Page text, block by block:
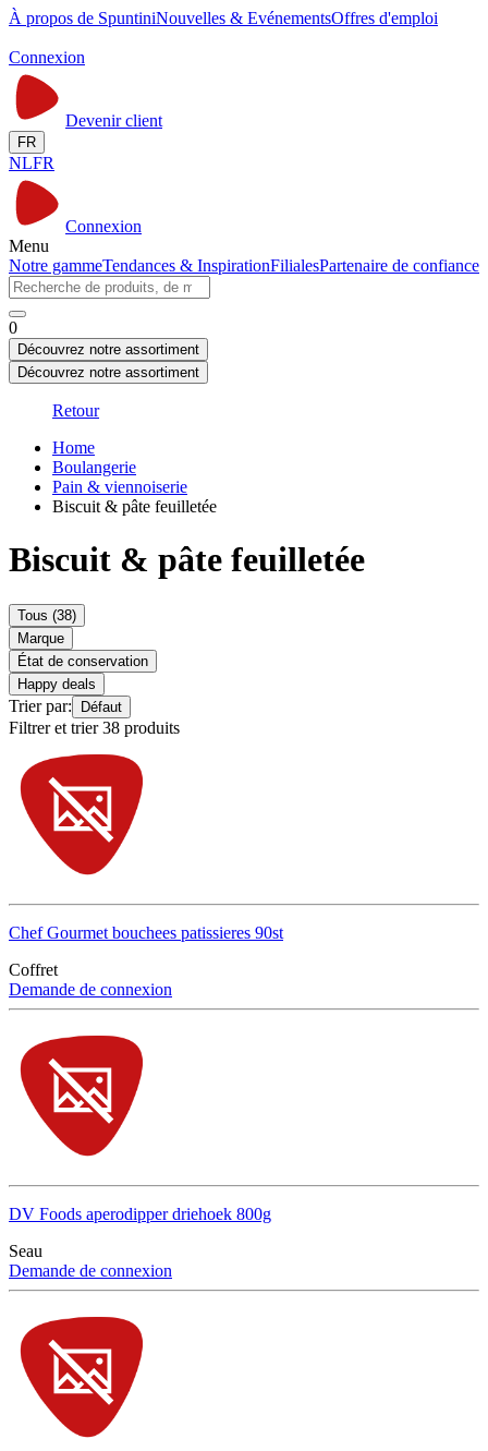
À propos de SpuntiniNouvelles & EvénementsOffres d'emploi
Connexion
Devenir client
FR
NLFR
Connexion
Menu
Notre gammeTendances & InspirationFilialesPartenaire de confiance
0
Découvrez notre assortiment
Découvrez notre assortiment
Retour
Home
Boulangerie
Pain & viennoiserie
Biscuit & pâte feuilletée
Biscuit & pâte feuilletée
Tous (38)
Marque
État de conservation
Happy deals
Trier par: Défaut
Filtrer et trier 38 produits
Chef Gourmet bouchees patissieres 90st
Coffret
Demande de connexion
DV Foods aperodipper driehoek 800g
Seau
Demande de connexion